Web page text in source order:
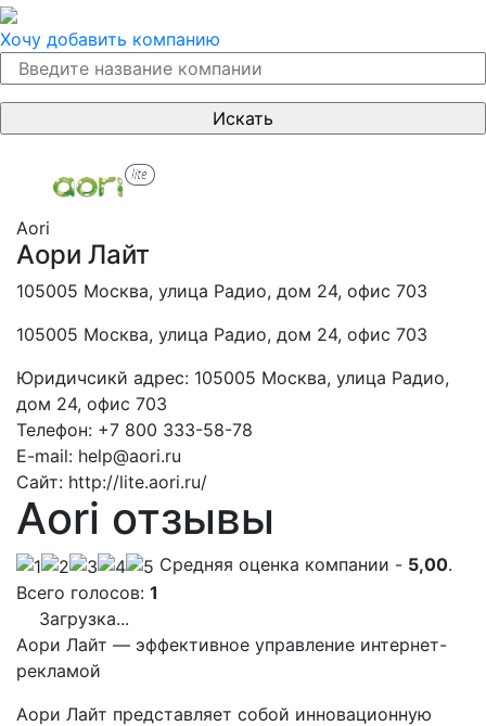
Хочу добавить компанию
Аori
Аори Лайт
105005 Москва, улица Радио, дом 24, офис 703
105005 Москва, улица Радио, дом 24, офис 703
Юридичсикй адрес: 105005 Москва, улица Радио,
дом 24, офис 703
Телефон: +7 800 333-58-78
E-mail: help@aori.ru
Сайт: http://lite.aori.ru/
Аori отзывы
Cредняя оценка компании - 5,00.
Всего голосов: 1
Загрузка...
Аори Лайт — эффективное управление интернет-
рекламой
Аори Лайт представляет собой инновационную